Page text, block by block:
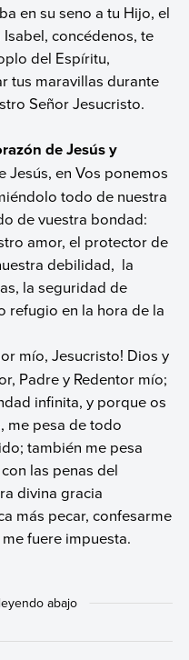
en su seno a tu Hijo, el
concédenos, te
del Espíritu,
tus maravillas durante
Señor Jesucristo.
de Jesús y
Jesús, en Vos ponemos
todo de nuestra
de vuestra bondad:
amor, el protector de
debilidad, la
la seguridad de
refugio en la hora de la
mío, Jesucristo! Dios y
Padre y Redentor mío;
infinita, y porque os
me pesa de todo
también me pesa
las penas del
divina gracia
más pecar, confesarme
fuere impuesta.